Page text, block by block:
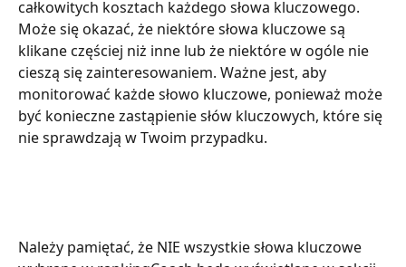
całkowitych kosztach każdego słowa kluczowego.
Może się okazać, że niektóre słowa kluczowe są
klikane częściej niż inne lub że niektóre w ogóle nie
cieszą się zainteresowaniem. Ważne jest, aby
monitorować każde słowo kluczowe, ponieważ może
być konieczne zastąpienie słów kluczowych, które się
nie sprawdzają w Twoim przypadku.
Należy pamiętać, że NIE wszystkie słowa kluczowe